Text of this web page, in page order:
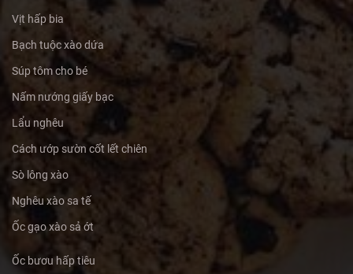
Vịt hấp bia
Bạch tuộc xào dứa
Súp tôm cho bé
Nấm nướng giấy bạc
Lẩu nghêu
Cách ướp sườn cốt lết chiên
Sò lông xào
Nghêu xào sa tế
Ốc gạo xào sả ớt
Ốc bươu hấp tiêu